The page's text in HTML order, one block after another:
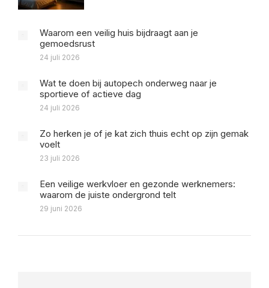
Waarom een veilig huis bijdraagt aan je
gemoedsrust
24 juli 2026
Wat te doen bij autopech onderweg naar je
sportieve of actieve dag
24 juli 2026
Zo herken je of je kat zich thuis echt op zijn gemak
voelt
23 juli 2026
Een veilige werkvloer en gezonde werknemers:
waarom de juiste ondergrond telt
29 juni 2026